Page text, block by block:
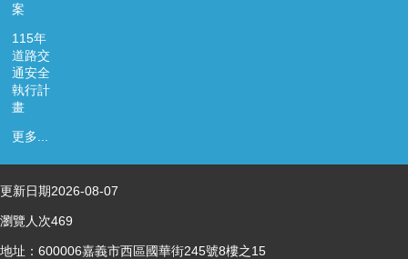
案
115年
道路交
通安全
執行計
畫
更多...
更新日期2026-08-07
瀏覽人次469
地址：600006嘉義市西區國華街245號8樓之15